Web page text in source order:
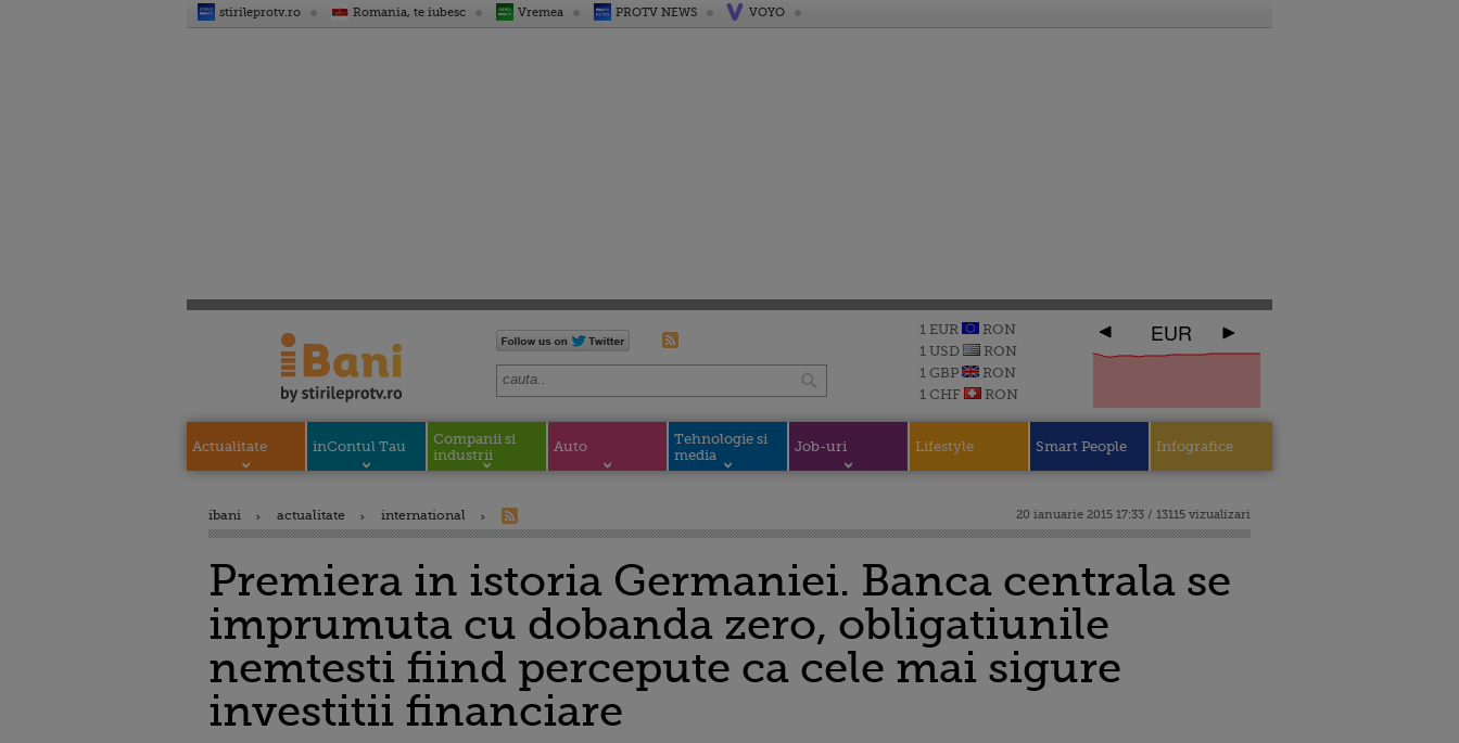
stirileprotv.ro Romania, te iubesc Vremea PROTV NEWS VOYO
1 EUR
RON
1 USD
RON
1 GBP
RON
1 CHF
RON
EUR
Actualitate inContul Tau
Companii si
industrii
Auto
Tehnologie si
media
Job-uri Lifestyle Smart People Infografice
ibani actualitate international 20 ianuarie 2015 17:33 / 13115 vizualizari
Premiera in istoria Germaniei. Banca centrala se
imprumuta cu dobanda zero, obligatiunile
nemtesti fiind percepute ca cele mai sigure
investitii financiare